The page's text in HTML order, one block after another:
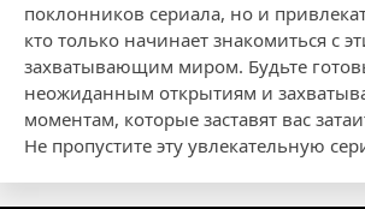
поклонников сериала, но и
кто только начинает знакомиться с
захватывающим миром. Будьте
неожиданным открытиям и
моментам, которые заставят вас
Не пропустите эту увлекательную